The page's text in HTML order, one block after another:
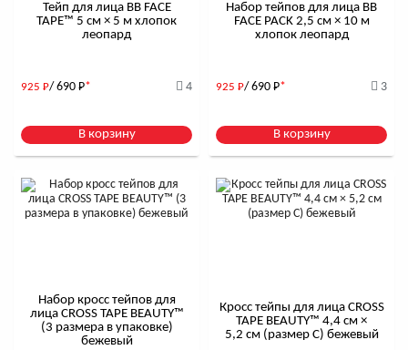
Тейп для лица BB FACE
TAPE™ 5 см × 5 м хлопок
леопард
925 Р/ 690 Р* 4
В корзину
Набор тейпов для лица BB
FACE PACK 2,5 см × 10 м
хлопок леопард
925 Р/ 690 Р* 3
В корзину
Набор кросс тейпов для
лица CROSS TAPE BEAUTY™
(3 размера в упаковке)
бежевый
Кросс тейпы для лица CROSS
TAPE BEAUTY™ 4,4 см ×
5,2 см (размер C) бежевый